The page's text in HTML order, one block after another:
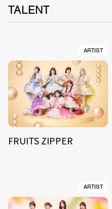
TALENT
ARTIST
FRUITS ZIPPER
ARTIST